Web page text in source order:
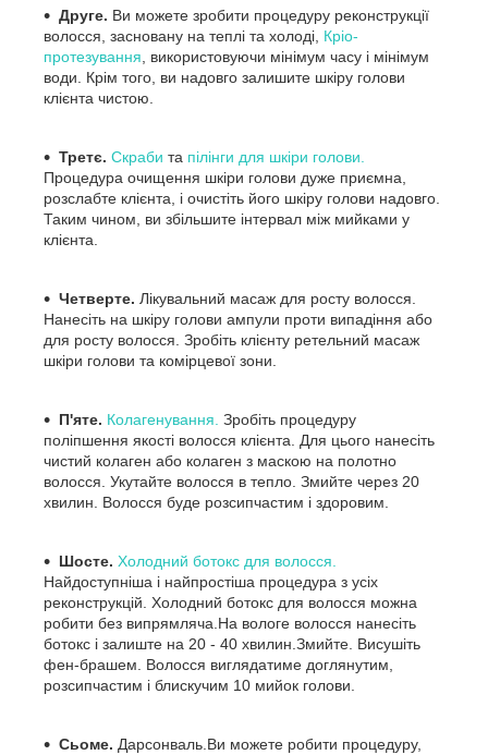
Друге. Ви можете зробити процедуру реконструкції
волосся, засновану на теплі та холоді, Кріо-
протезування , використовуючи мінімум часу і мінімум
води. Крім того, ви надовго залишите шкіру голови
клієнта чистою.
Третє. Скраби та пілінги для шкіри голови.
Процедура очищення шкіри голови дуже приємна,
розслабте клієнта, і очистіть його шкіру голови надовго.
Таким чином, ви збільшите інтервал між мийками у
клієнта.
Четверте. Лікувальний масаж для росту волосся.
Нанесіть на шкіру голови ампули проти випадіння або
для росту волосся. Зробіть клієнту ретельний масаж
шкіри голови та комірцевої зони.
П'яте. Колагенування. Зробіть процедуру
поліпшення якості волосся клієнта. Для цього нанесіть
чистий колаген або колаген з маскою на полотно
волосся. Укутайте волосся в тепло. Змийте через 20
хвилин. Волосся буде розсипчастим і здоровим.
Шосте. Холодний ботокс для волосся.
Найдоступніша і найпростіша процедура з усіх
реконструкцій. Холодний ботокс для волосся можна
робити без випрямляча.На вологе волосся нанесіть
ботокс і залиште на 20 - 40 хвилин.Змийте. Висушіть
фен-брашем. Волосся виглядатиме доглянутим,
розсипчастим і блискучим 10 мийок голови.
Сьоме. Дарсонваль.Ви можете робити процедуру,